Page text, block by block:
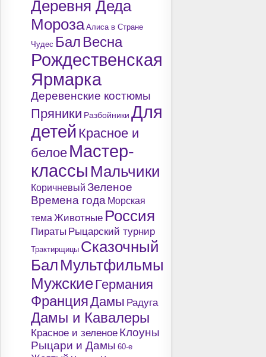
Деревня Деда
Мороза Алиса в Стране
Чудес Бал Весна
Рождественская
Ярмарка
Деревенские костюмы
Пряники Разбойники Для
детей Красное и
белое Мастер-
классы Мальчики
Коричневый Зеленое
Времена года Морская
тема Животные Россия
Пираты Рыцарский турнир
Трактирщицы Сказочный
Бал Мультфильмы
МужскиеГермания
ФранцияДамы Радуга
Дамы и Кавалеры
Красное и зеленое Клоуны
Рыцари и Дамы 60-е